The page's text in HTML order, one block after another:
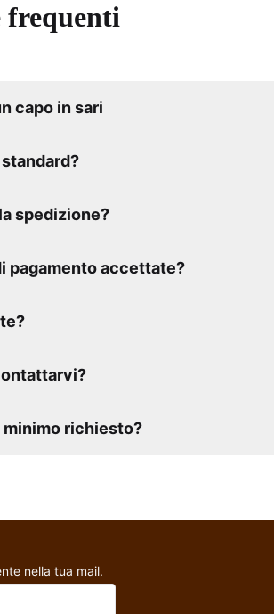
frequenti
capo in sari
spedizione?
pagamento accettate?
minimo richiesto?
nella tua mail.